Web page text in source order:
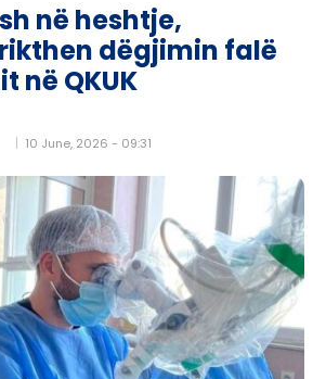
në heshtje,
dëgjimin falë
në QKUK
10 June, 2026 - 09:31